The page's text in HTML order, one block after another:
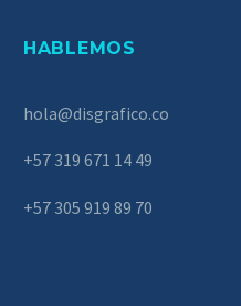
HABLEMOS
hola@disgrafico.co
+57 319 671 14 49
+57 305 919 89 70